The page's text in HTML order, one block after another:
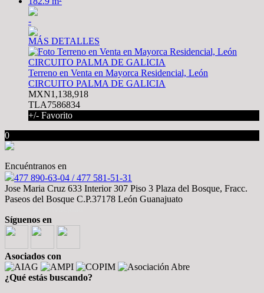
-
MÁS DETALLES
Terreno en Venta en Mayorca Residencial, León
CIRCUITO PALMA DE GALICIA
MXN1,138,918
TLA7586834
+/- Favorito
0
Encuéntranos en
477 890-63-04 / 477 581-51-31
Jose Maria Cruz 633 Interior 307 Piso 3 Plaza del Bosque, Fracc.
Paseos del Bosque C.P.37178 León Guanajuato
Síguenos en
Asociados con
¿Qué estás buscando?